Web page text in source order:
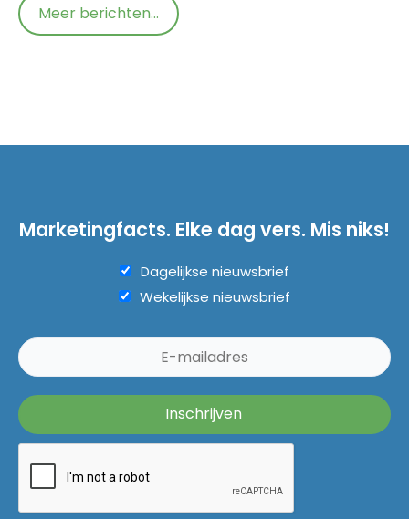
Meer berichten...
Marketingfacts. Elke dag vers. Mis niks!
Dagelijkse nieuwsbrief
Wekelijkse nieuwsbrief